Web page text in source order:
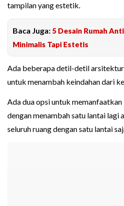
tampilan yang estetik.
Baca Juga: 5 Desain Rumah
Minimalis Tapi Estetis
Ada beberapa detil-detil
untuk menambah keindahan dari
Ada dua opsi untuk memanfaatkan
dengan menambah satu lantai lagi
seluruh ruang dengan satu lantai